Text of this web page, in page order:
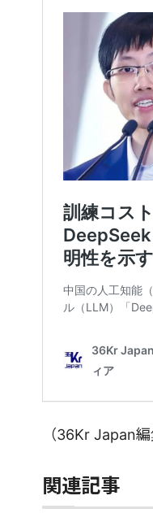
（36Kr Japan
関連記事